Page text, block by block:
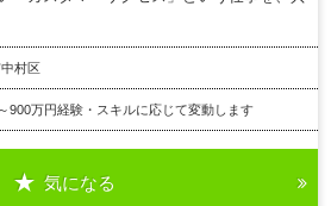
村区
900万円経験・スキルに応じて変動します
気になる